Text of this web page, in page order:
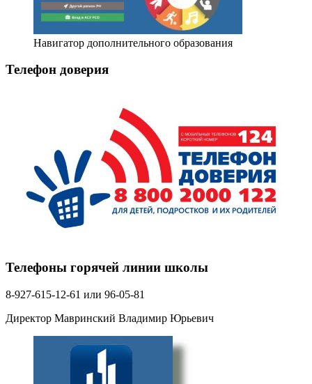
Навигатор дополнительного образования
Телефон доверия
Телефоны горячей линии школы
8-927-615-12-61 или 96-05-81
Директор Мавринский Владимир Юрьевич